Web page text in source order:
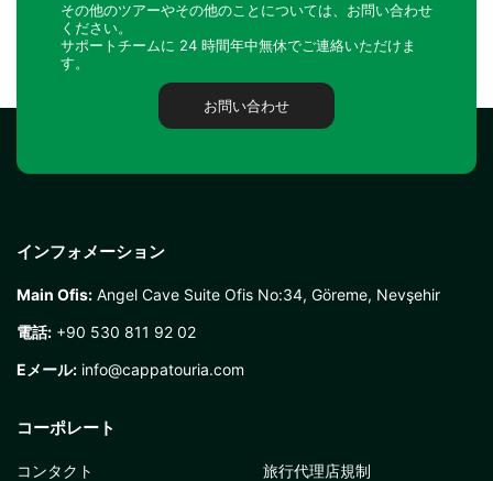
その他のツアーやその他のことについては、お問い合わせ
ください。
サポートチームに 24 時間年中無休でご連絡いただけま
す。
お問い合わせ
インフォメーション
Main Ofis: Angel Cave Suite Ofis No:34, Göreme, Nevşehir
電話: +90 530 811 92 02
Eメール: info@cappatouria.com
コーポレート
コンタクト
旅行代理店規制